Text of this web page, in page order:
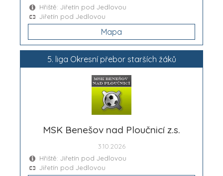
Hřiště: Jiřetín pod Jedlovou
Jiřetín pod Jedlovou
Mapa
5. liga Okresní přebor starších žáků
MSK Benešov nad Ploučnicí z.s.
3.10.2026
Hřiště: Jiřetín pod Jedlovou
Jiřetín pod Jedlovou